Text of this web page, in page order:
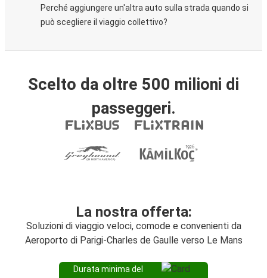
Perché aggiungere un'altra auto sulla strada quando si
può scegliere il viaggio collettivo?
Scelto da oltre 500 milioni di
passeggeri.
La nostra offerta:
Soluzioni di viaggio veloci, comode e convenienti da
Aeroporto di Parigi-Charles de Gaulle verso Le Mans
Durata minima del